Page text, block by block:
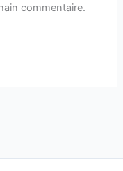
commentaire.